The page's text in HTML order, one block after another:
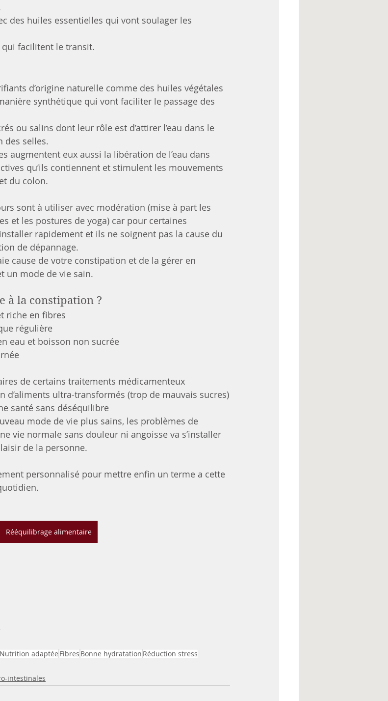
des huiles essentielles qui vont soulager les
qui facilitent le transit.
d’origine naturelle comme des huiles végétales
synthétique qui vont faciliter le passage des
ou salins dont leur rôle est d’attirer l’eau dans le
des selles.
augmentent eux aussi la libération de l’eau dans
qu’ils contiennent et stimulent les mouvements
du colon.
sont à utiliser avec modération (mise à part les
et les postures de yoga) car pour certaines
rapidement et ils ne soignent pas la cause du
de dépannage.
cause de votre constipation et de la gérer en
un mode de vie sain.
à la constipation ?
riche en fibres
régulière
eau et boisson non sucrée
de certains traitements médicamenteux
d’aliments ultra-transformés (trop de mauvais sucres)
santé sans déséquilibre
mode de vie plus sains, les problèmes de
vie normale sans douleur ni angoisse va s’installer
de la personne.
personnalisé pour mettre enfin un terme a cette
Rééquilibrage alimentaire
Nutrition adaptée Fibres Bonne hydratation Réduction stress
intestinales